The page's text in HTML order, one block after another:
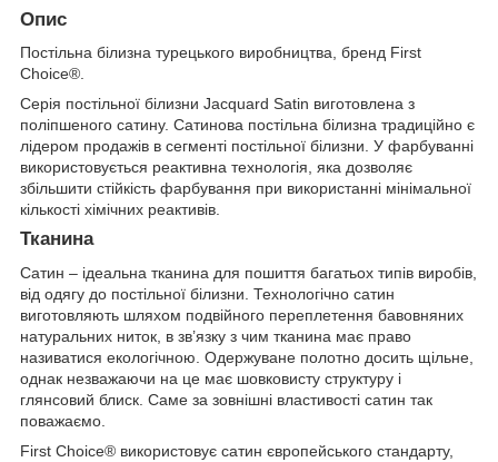
Опис
Постільна білизна турецького виробництва, бренд First
Choice®.
Серія постільної білизни Jacquard Satin виготовлена з
поліпшеного сатину. Сатинова постільна білизна традиційно є
лідером продажів в сегменті постільної білизни. У фарбуванні
використовується реактивна технологія, яка дозволяє
збільшити стійкість фарбування при використанні мінімальної
кількості хімічних реактивів.
Тканина
Сатин – ідеальна тканина для пошиття багатьох типів виробів,
від одягу до постільної білизни. Технологічно сатин
виготовляють шляхом подвійного переплетення бавовняних
натуральних ниток, в зв’язку з чим тканина має право
називатися екологічною. Одержуване полотно досить щільне,
однак незважаючи на це має шовковисту структуру і
глянсовий блиск. Саме за зовнішні властивості сатин так
поважаємо.
First Choice® використовує сатин європейського стандарту,